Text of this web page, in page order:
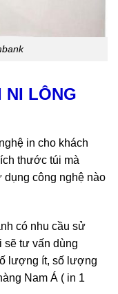
NI LÔNG
in cho khách
thước túi mà
dụng công nghệ nào
có nhu cầu sử
sẽ tư vấn dùng
lượng ít, số lượng
Nam Á ( in 1